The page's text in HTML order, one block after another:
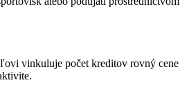
vinkuluje počet kreditov rovný